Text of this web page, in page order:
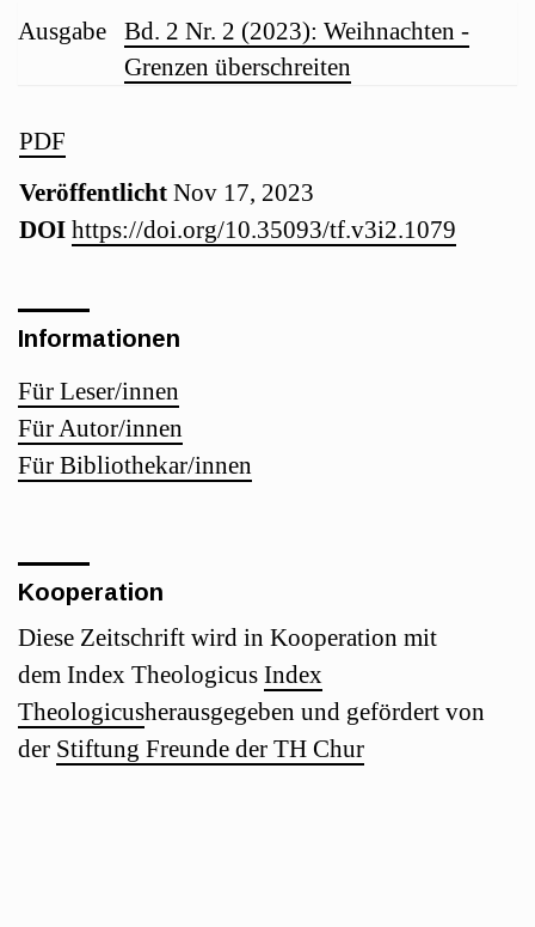
Artikel-
Sidebar
PDF
Veröffentlicht Nov 17, 2023
DOI https://doi.org/10.35093/tf.v3i2.1079
Artikel-
Details
Ausgabe
Bd. 2 Nr. 2 (2023): Weihnachten -
Grenzen überschreiten
Informationen
Für Leser/innen
Für Autor/innen
Für Bibliothekar/innen
Kooperation
Diese Zeitschrift wird in Kooperation mit
dem Index Theologicus Index
Theologicusherausgegeben und gefördert von
der Stiftung Freunde der TH Chur